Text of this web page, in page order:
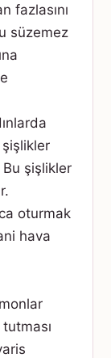
fazlasını
süzemez
Bu şişlikler
oturmak
hava